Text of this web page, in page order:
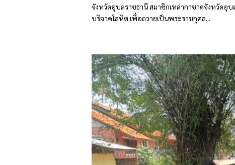
จังหวัดอุบลราชธานี สมาชิกเหล่ากาชาดจังหวัดอุ
บริจาคโลหิต เพื่อถวายเป็นพระราชกุศล...